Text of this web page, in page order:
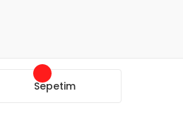
Sepetim